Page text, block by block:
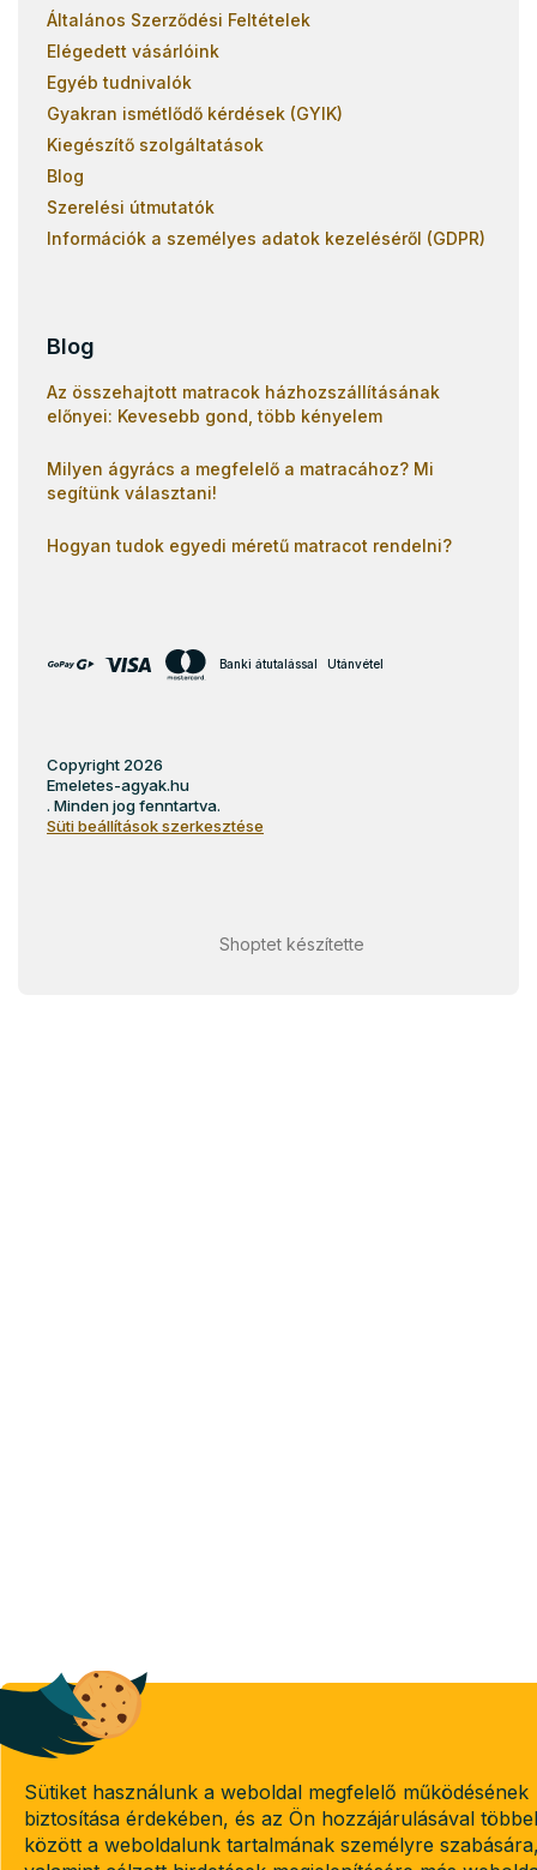
Sütiket használunk a weboldal megfelelő működésének
biztosítása érdekében, és az Ön hozzájárulásával
között a weboldalunk tartalmának személyre
Általános Szerződési Feltételek
Elégedett vásárlóink
Egyéb tudnivalók
Gyakran ismétlődő kérdések (GYIK)
Kiegészítő szolgáltatások
Blog
Szerelési útmutatók
Információk a személyes adatok kezeléséről (GDPR)
Blog
Az összehajtott matracok házhozszállításának
előnyei: Kevesebb gond, több kényelem
Milyen ágyrács a megfelelő a matracához? Mi
segítünk választani!
Hogyan tudok egyedi méretű matracot rendelni?
Banki átutalással Utánvétel
Shoptet készítette
Copyright 2026
Emeletes-agyak.hu
. Minden jog fenntartva.
Süti beállítások szerkesztése